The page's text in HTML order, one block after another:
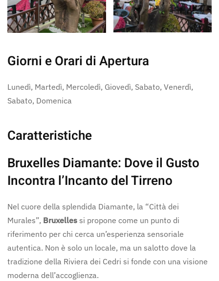
Giorni e Orari di Apertura
Lunedì, Martedì, Mercoledì, Giovedì, Sabato, Venerdì,
Sabato, Domenica
Caratteristiche
Bruxelles Diamante: Dove il Gusto
Incontra l’Incanto del Tirreno
Nel cuore della splendida Diamante, la “Città dei
Murales”, Bruxelles si propone come un punto di
riferimento per chi cerca un’esperienza sensoriale
autentica. Non è solo un locale, ma un salotto dove la
tradizione della Riviera dei Cedri si fonde con una visione
moderna dell’accoglienza.